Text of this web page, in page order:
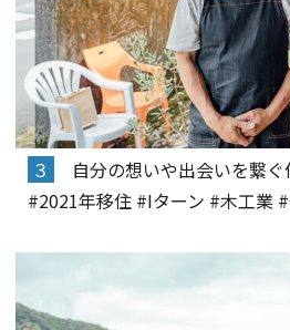
３
自分の想いや出会いを繋ぐ
#2021年移住 #Iターン #木工業